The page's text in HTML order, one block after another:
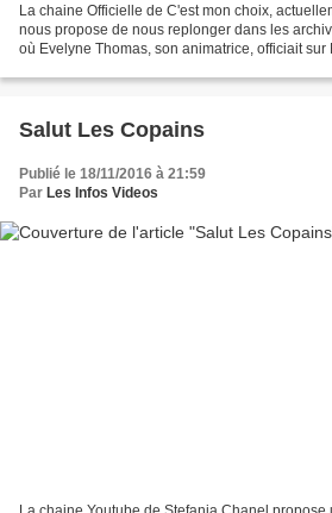
La chaine Officielle de C'est mon choix,
nous propose de nous replonger dans les
où Evelyne Thomas, son animatrice, officiait sur
Salut Les Copains
Publié le 18/11/2016 à 21:59
Par Les Infos Videos